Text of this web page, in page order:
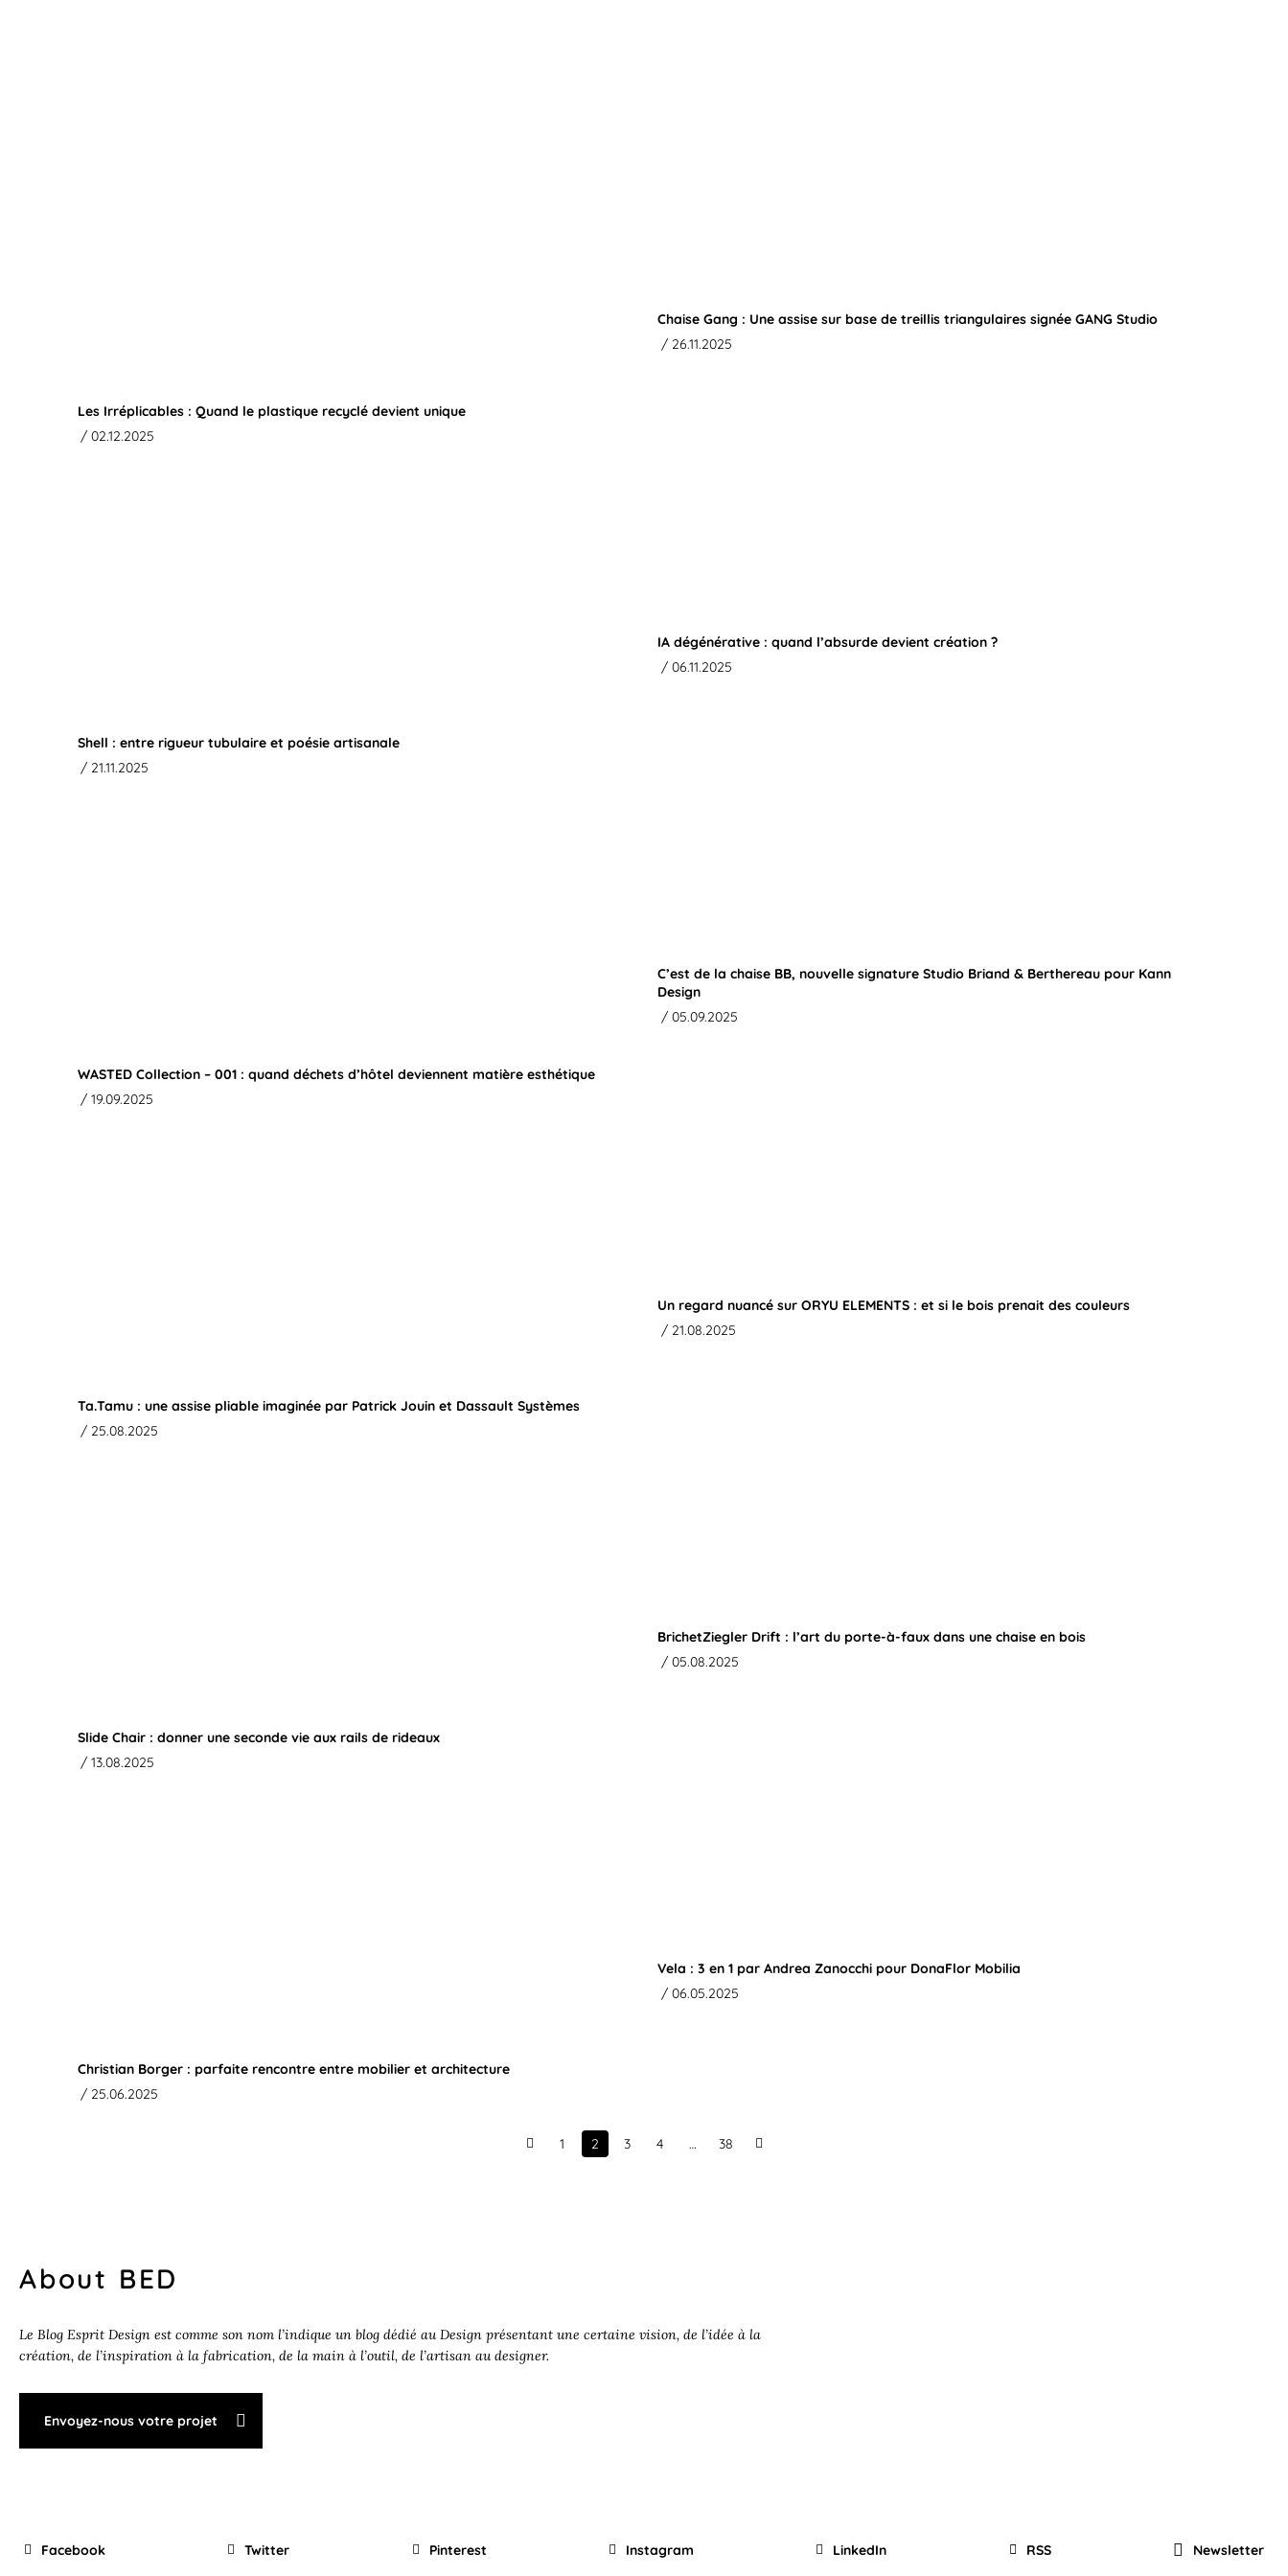
Les Irréplicables : Quand le plastique recyclé devient unique
/ 02.12.2025
Chaise Gang : Une assise sur base de treillis triangulaires signée GANG Studio
/ 26.11.2025
Shell : entre rigueur tubulaire et poésie artisanale
/ 21.11.2025
IA dégénérative : quand l’absurde devient création ?
/ 06.11.2025
WASTED Collection – 001 : quand déchets d’hôtel deviennent matière esthétique
/ 19.09.2025
C’est de la chaise BB, nouvelle signature Studio Briand & Berthereau pour Kann
Design
/ 05.09.2025
Ta.Tamu : une assise pliable imaginée par Patrick Jouin et Dassault Systèmes
/ 25.08.2025
Un regard nuancé sur ORYU ELEMENTS : et si le bois prenait des couleurs
/ 21.08.2025
Slide Chair : donner une seconde vie aux rails de rideaux
/ 13.08.2025
BrichetZiegler Drift : l’art du porte-à-faux dans une chaise en bois
/ 05.08.2025
Christian Borger : parfaite rencontre entre mobilier et architecture
/ 25.06.2025
Vela : 3 en 1 par Andrea Zanocchi pour DonaFlor Mobilia
/ 06.05.2025
Prev 1 2 3 4 … 38 Next
About BED
Le Blog Esprit Design est comme son nom l’indique un blog dédié au Design présentant une certaine vision, de l’idée à la
création, de l’inspiration à la fabrication, de la main à l’outil, de l’artisan au designer.
Envoyez-nous votre projet
Facebook Twitter Pinterest Instagram LinkedIn RSS Newsletter